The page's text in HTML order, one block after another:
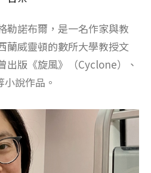
勒諾布爾，是一名作家與教
蘭威靈頓的數所大學教授文
出版《旋風》（Cyclone）、
說作品。